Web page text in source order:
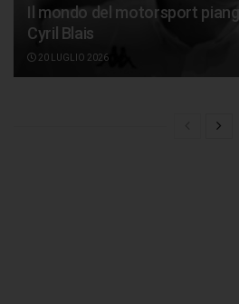
Il mondo del motorsport
Cyril Blais
20 LUGLIO 2026